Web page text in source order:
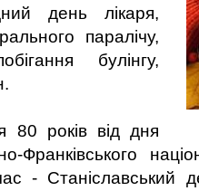
день лікаря,
паралічу,
булінгу,
80 років від дня
Франківського
- Станіславський